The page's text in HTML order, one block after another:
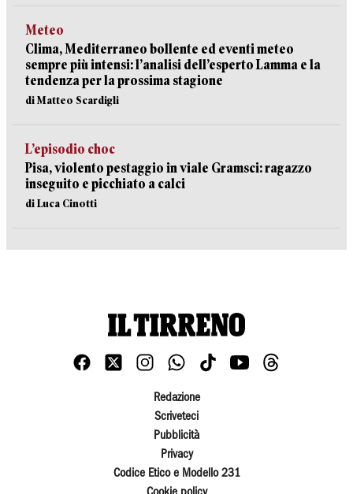
Meteo
Clima, Mediterraneo bollente ed eventi meteo
sempre più intensi: l’analisi dell’esperto Lamma e la
tendenza per la prossima stagione
di Matteo Scardigli
L’episodio choc
Pisa, violento pestaggio in viale Gramsci: ragazzo
inseguito e picchiato a calci
di Luca Cinotti
Redazione
Scriveteci
Pubblicità
Privacy
Codice Etico e Modello 231